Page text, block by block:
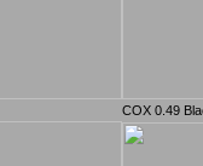
COX 0.49